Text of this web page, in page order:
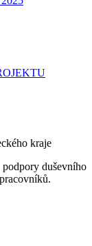
kraje
duševního